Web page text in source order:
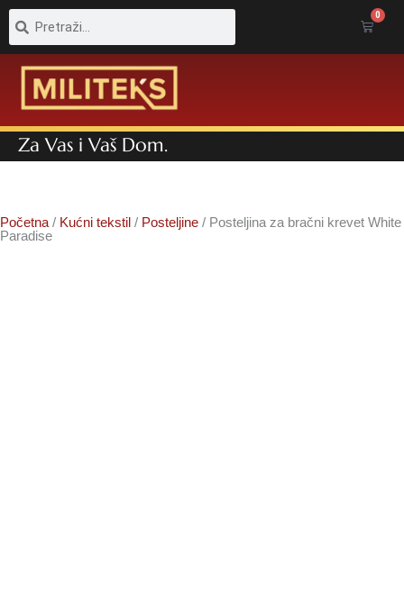
Pretraga 0
Cart
Za Vas i Vaš Dom.
Početna / Kućni tekstil / Posteljine / Posteljina za bračni krevet White
Paradise